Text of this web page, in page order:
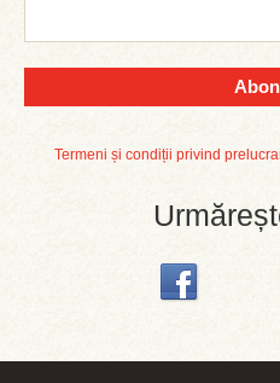
Termeni și condiții privind